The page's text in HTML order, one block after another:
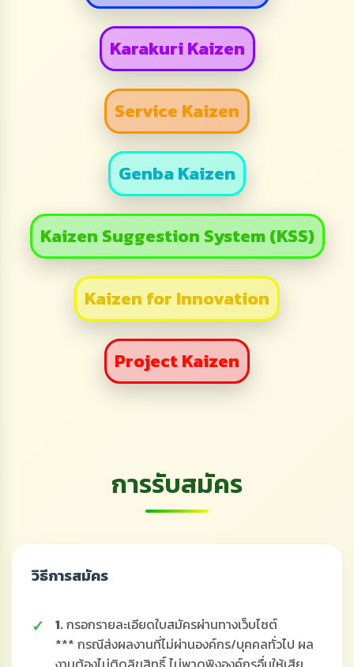
Karakuri Kaizen
Service Kaizen
Genba Kaizen
Kaizen Suggestion System (KSS)
Kaizen for Innovation
Project Kaizen
การรับสมัคร
วิธีการสมัคร
1.กรอกรายละเอียดใบสมัครผ่านทางเว็บไซต์
*** กรณีส่งผลงานที่ไม่ผ่านองค์กร/บุคคลทั่วไป ผล